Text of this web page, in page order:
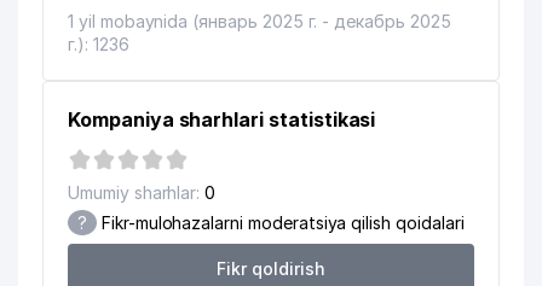
1 yil mobaynida (январь 2025 г. - декабрь 2025
г.): 1236
Kompaniya sharhlari statistikasi
Umumiy sharhlar: 0
? Fikr-mulohazalarni moderatsiya qilish qoidalari
Fikr qoldirish